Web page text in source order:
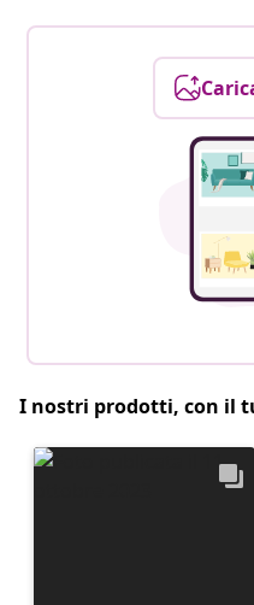
I nostri prodotti, con il